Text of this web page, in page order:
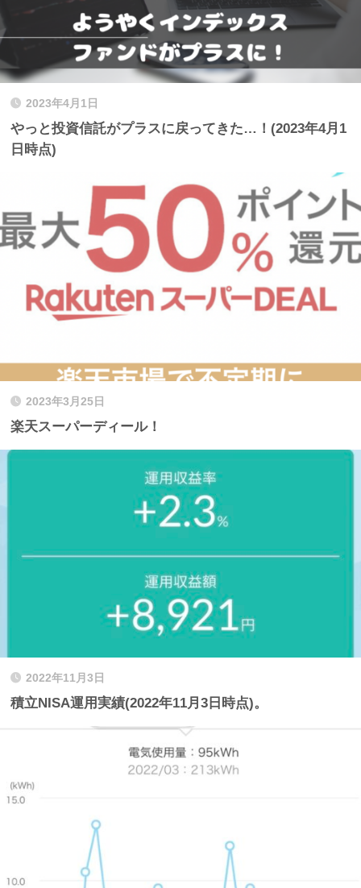
2023年4月1日
やっと投資信託がプラスに戻ってきた…！(2023年4月1
日時点)
2023年3月25日
楽天スーパーディール！
2022年11月3日
積立NISA運用実績(2022年11月3日時点)。